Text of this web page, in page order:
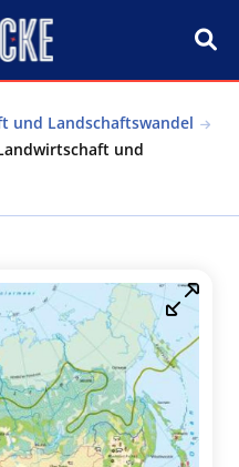
und Landschaftswandel
und